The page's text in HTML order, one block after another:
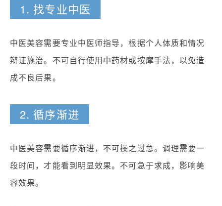
1. 找专业中医
中医美容需要专业中医师指导，根据个人体质和情况
辩证施治。不可自行使用中药材或按摩手法，以免造
成不良后果。
2. 循序渐进
中医美容需要循序渐进，不可操之过急。调理需要一
段时间，才能看到明显效果。不可急于求成，影响美
容效果。